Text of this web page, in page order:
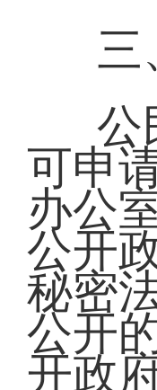
三
公
可申
办公
公开
秘密
公开
开政